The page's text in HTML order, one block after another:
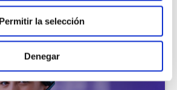
Permitir la selección
Denegar